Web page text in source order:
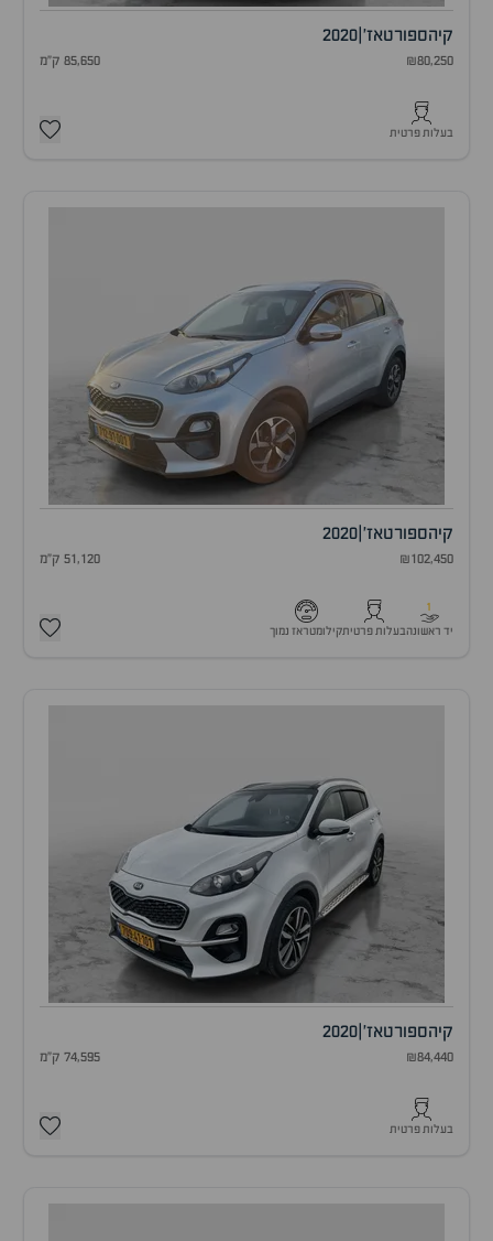
קיהספורטאז' 2020
₪80,250 85,650 ק"מ
בעלות פרטית
קיהספורטאז' 2020
₪102,450 51,120 ק"מ
1
יד ראשונהבעלות פרטיתקילומטראז נמוך
קיהספורטאז' 2020
₪84,440 74,595 ק"מ
בעלות פרטית